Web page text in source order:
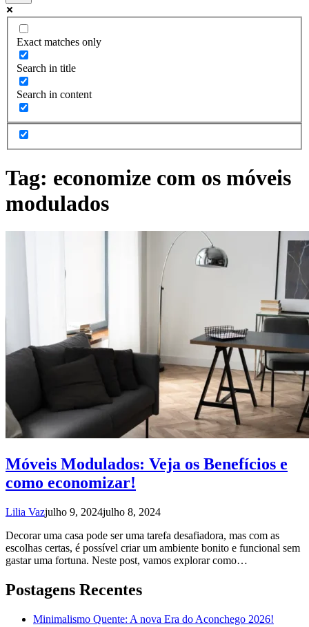
Exact matches only
Search in title
Search in content
Tag: economize com os móveis
modulados
Móveis Modulados: Veja os Benefícios e
como economizar!
Lilia Vazjulho 9, 2024julho 8, 2024
Decorar uma casa pode ser uma tarefa desafiadora, mas com as
escolhas certas, é possível criar um ambiente bonito e funcional sem
gastar uma fortuna. Neste post, vamos explorar como…
Postagens Recentes
Minimalismo Quente: A nova Era do Aconchego 2026!